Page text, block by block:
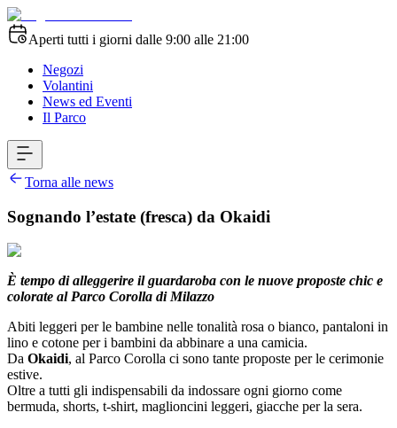
Aperti tutti i giorni dalle 9:00 alle 21:00
Negozi
Volantini
News ed Eventi
Il Parco
Torna alle news
Sognando l’estate (fresca) da Okaidi
È tempo di alleggerire il guardaroba con le nuove proposte chic e
colorate al Parco Corolla di Milazzo
Abiti leggeri per le bambine nelle tonalità rosa o bianco, pantaloni in
lino e cotone per i bambini da abbinare a una camicia.
Da Okaidi, al Parco Corolla ci sono tante proposte per le cerimonie
estive.
Oltre a tutti gli indispensabili da indossare ogni giorno come
bermuda, shorts, t-shirt, maglioncini leggeri, giacche per la sera.